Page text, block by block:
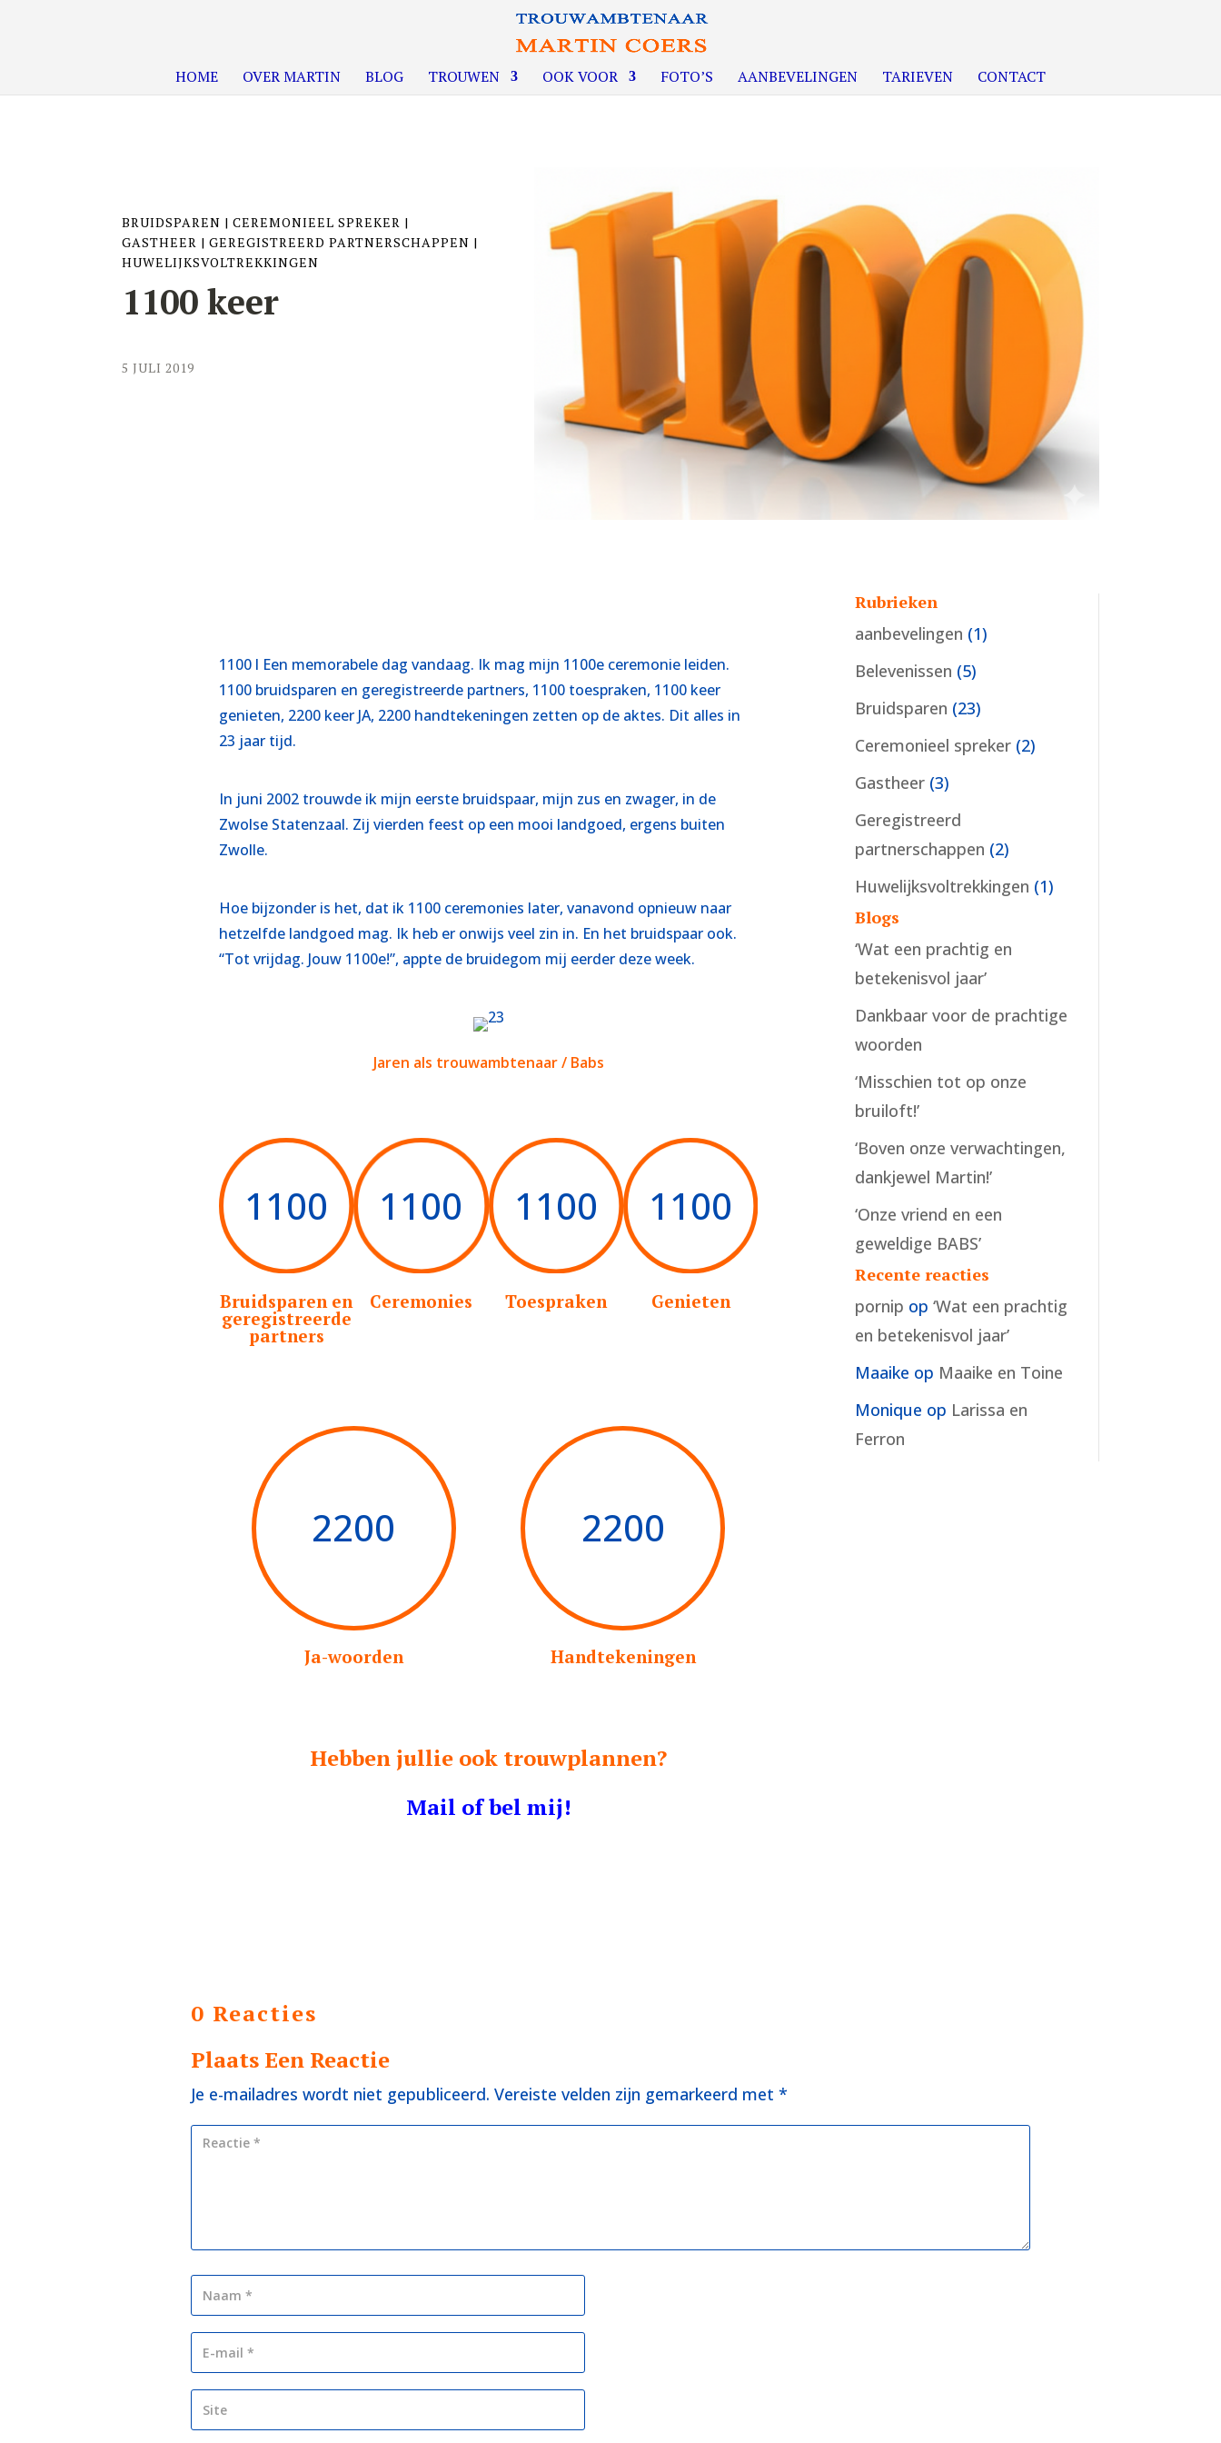
HOME OVER MARTIN BLOG TROUWEN OOK VOOR FOTO’S AANBEVELINGEN TARIEVEN CONTACT
BRUIDSPAREN |CEREMONIEEL SPREKER |
GASTHEER |GEREGISTREERD PARTNERSCHAPPEN |
HUWELIJKSVOLTREKKINGEN
1100 keer
5 JULI 2019
1100 l Een memorabele dag vandaag. Ik mag mijn 1100e ceremonie leiden.
1100 bruidsparen en geregistreerde partners, 1100 toespraken, 1100 keer
genieten, 2200 keer JA, 2200 handtekeningen zetten op de aktes. Dit alles in
23 jaar tijd.
In juni 2002 trouwde ik mijn eerste bruidspaar, mijn zus en zwager, in de
Zwolse Statenzaal. Zij vierden feest op een mooi landgoed, ergens buiten
Zwolle.
Hoe bijzonder is het, dat ik 1100 ceremonies later, vanavond opnieuw naar
hetzelfde landgoed mag. Ik heb er onwijs veel zin in. En het bruidspaar ook.
“Tot vrijdag. Jouw 1100e!”, appte de bruidegom mij eerder deze week.
Jaren als trouwambtenaar / Babs
1100
Bruidsparen en
geregistreerde
partners
1100
Ceremonies
1100
Toespraken
1100
Genieten
2200
Ja-woorden
2200
Handtekeningen
Hebben jullie ook trouwplannen?
Mail of bel mij!
Rubrieken
aanbevelingen (1)
Belevenissen (5)
Bruidsparen (23)
Ceremonieel spreker(2)
Gastheer(3)
Geregistreerd
partnerschappen (2)
Huwelijksvoltrekkingen (1)
Blogs
‘Wat een prachtig en
betekenisvol jaar’
Dankbaar voor de prachtige
woorden
‘Misschien tot op onze
bruiloft!’
‘Boven onze verwachtingen,
dankjewel Martin!’
‘Onze vriend en een
geweldige BABS’
Recente reacties
pornip op ‘Wat een prachtig
en betekenisvol jaar’
Maaike op Maaike en Toine
Monique op Larissa en
Ferron
0 Reacties
Plaats Een Reactie
Je e-mailadres wordt niet gepubliceerd. Vereiste velden zijn gemarkeerd met *